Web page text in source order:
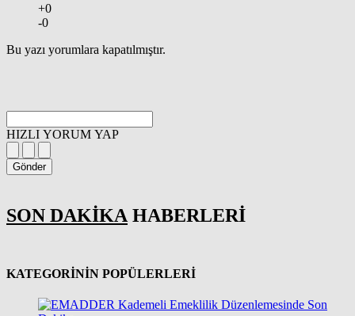
+0
-0
Bu yazı yorumlara kapatılmıştır.
HIZLI YORUM YAP
Gönder
SON DAKİKA HABERLERİ
KATEGORİNİN POPÜLERLERİ